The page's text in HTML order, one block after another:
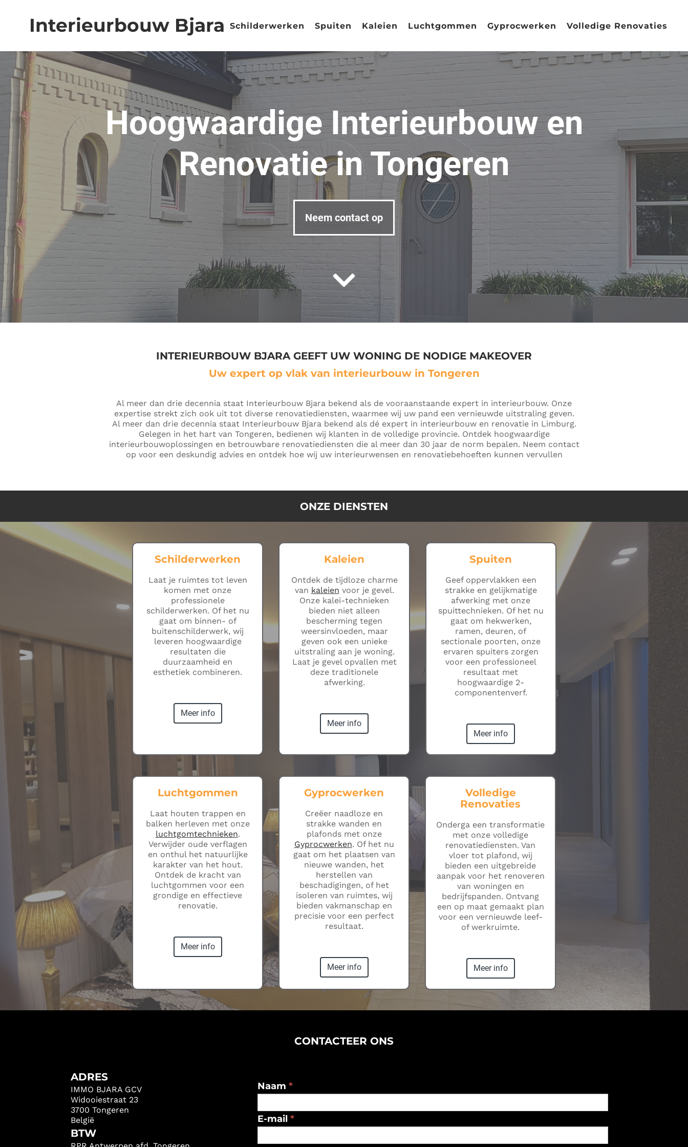
Interieurbouw Bjara Schilderwerken Spuiten Kaleien Luchtgommen Gyprocwerken Volledige Renovaties
Hoogwaardige Interieurbouw en
Renovatie in Tongeren
Neem contact op
INTERIEURBOUW BJARA GEEFT UW WONING DE NODIGE MAKEOVER
Uw expert op vlak van interieurbouw in Tongeren
Al meer dan drie decennia staat Interieurbouw Bjara bekend als de vooraanstaande expert in interieurbouw. Onze
expertise strekt zich ook uit tot diverse renovatiediensten, waarmee wij uw pand een vernieuwde uitstraling geven.
Al meer dan drie decennia staat Interieurbouw Bjara bekend als dé expert in interieurbouw en renovatie in Limburg.
Gelegen in het hart van Tongeren, bedienen wij klanten in de volledige provincie. Ontdek hoogwaardige
interieurbouwoplossingen en betrouwbare renovatiediensten die al meer dan 30 jaar de norm bepalen. Neem contact
op voor een deskundig advies en ontdek hoe wij uw interieurwensen en renovatiebehoeften kunnen vervullen
ONZE DIENSTEN
Schilderwerken
Laat je ruimtes tot leven
komen met onze
professionele
schilderwerken. Of het nu
gaat om binnen- of
buitenschilderwerk, wij
leveren hoogwaardige
resultaten die
duurzaamheid en
esthetiek combineren.
Meer info
Kaleien
Ontdek de tijdloze charme
van kaleien voor je gevel.
Onze kalei-technieken
bieden niet alleen
bescherming tegen
weersinvloeden, maar
geven ook een unieke
uitstraling aan je woning.
Laat je gevel opvallen met
deze traditionele
afwerking.
Meer info
Spuiten
Geef oppervlakken een
strakke en gelijkmatige
afwerking met onze
spuittechnieken. Of het nu
gaat om hekwerken,
ramen, deuren, of
sectionale poorten, onze
ervaren spuiters zorgen
voor een professioneel
resultaat met
hoogwaardige 2-
componentenverf.
Meer info
Luchtgommen
Laat houten trappen en
balken herleven met onze
luchtgomtechnieken.
Verwijder oude verflagen
en onthul het natuurlijke
karakter van het hout.
Ontdek de kracht van
luchtgommen voor een
grondige en effectieve
renovatie.
Meer info
Gyprocwerken
Creëer naadloze en
strakke wanden en
plafonds met onze
Gyprocwerken. Of het nu
gaat om het plaatsen van
nieuwe wanden, het
herstellen van
beschadigingen, of het
isoleren van ruimtes, wij
bieden vakmanschap en
precisie voor een perfect
resultaat.
Meer info
Volledige
Renovaties
Onderga een transformatie
met onze volledige
renovatiediensten. Van
vloer tot plafond, wij
bieden een uitgebreide
aanpak voor het renoveren
van woningen en
bedrijfspanden. Ontvang
een op maat gemaakt plan
voor een vernieuwde leef-
of werkruimte.
Meer info
CONTACTEER ONS
ADRES
IMMO BJARA GCV
Widooiestraat 23
3700 Tongeren
België
BTW
Naam *
E-mail *